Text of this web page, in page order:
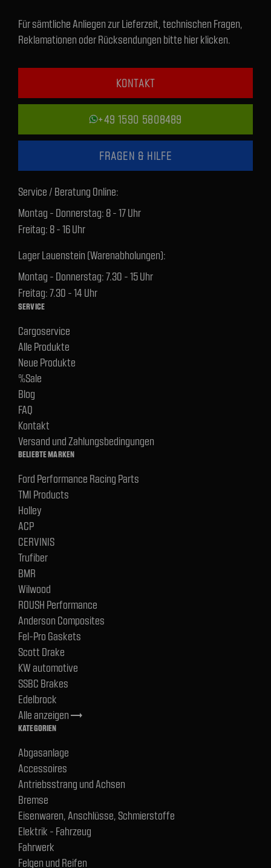
Für sämtliche Anliegen zur Lieferzeit, technischen Fragen,
Reklamationen oder Rücksendungen bitte hier klicken.
KONTAKT
+49 1590 5808489
FRAGEN & HILFE
Service / Beratung Online:
Montag - Donnerstag: 8 - 17 Uhr
Freitag: 8 - 16 Uhr
Lager Lauenstein (Warenabholungen):
Montag - Donnerstag: 7.30 - 15 Uhr
Freitag: 7.30 - 14 Uhr
SERVICE
Cargoservice
Alle Produkte
Neue Produkte
%Sale
Blog
FAQ
Kontakt
Versand und Zahlungsbedingungen
BELIEBTE MARKEN
Ford Performance Racing Parts
TMI Products
Holley
ACP
CERVINIS
Trufiber
BMR
Wilwood
ROUSH Performance
Anderson Composites
Fel-Pro Gaskets
Scott Drake
KW automotive
SSBC Brakes
Edelbrock
Alle anzeigentrending_flat
KATEGORIEN
Abgasanlage
Accessoires
Antriebsstrang und Achsen
Bremse
Eisenwaren, Anschlüsse, Schmierstoffe
Elektrik - Fahrzeug
Fahrwerk
Felgen und Reifen